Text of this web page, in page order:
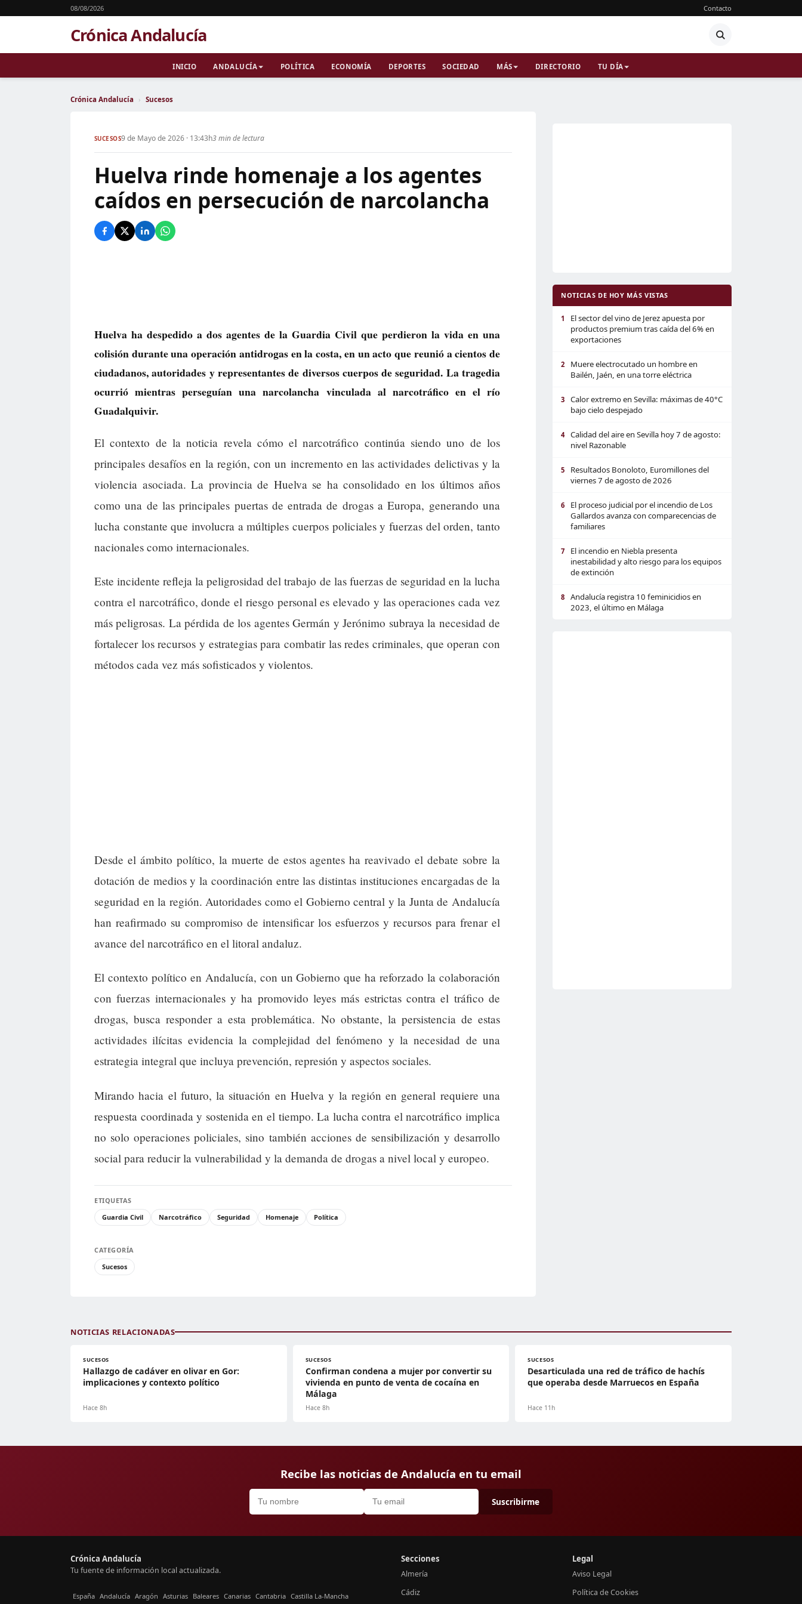
08/08/2026 Contacto
Crónica Andalucía
INICIO ANDALUCÍA POLÍTICA ECONOMÍA DEPORTES SOCIEDAD MÁS DIRECTORIO TU DÍA
Crónica Andalucía › Sucesos
SUCESOS9 de Mayo de 2026 · 13:43h3 min de lectura
Huelva rinde homenaje a los agentes
caídos en persecución de narcolancha
Huelva ha despedido a dos agentes de la Guardia Civil que perdieron la vida en una
colisión durante una operación antidrogas en la costa, en un acto que reunió a cientos de
ciudadanos, autoridades y representantes de diversos cuerpos de seguridad. La tragedia
ocurrió mientras perseguían una narcolancha vinculada al narcotráfico en el río
Guadalquivir.
El contexto de la noticia revela cómo el narcotráfico continúa siendo uno de los
principales desafíos en la región, con un incremento en las actividades delictivas y la
violencia asociada. La provincia de Huelva se ha consolidado en los últimos años
como una de las principales puertas de entrada de drogas a Europa, generando una
lucha constante que involucra a múltiples cuerpos policiales y fuerzas del orden, tanto
nacionales como internacionales.
Este incidente refleja la peligrosidad del trabajo de las fuerzas de seguridad en la lucha
contra el narcotráfico, donde el riesgo personal es elevado y las operaciones cada vez
más peligrosas. La pérdida de los agentes Germán y Jerónimo subraya la necesidad de
fortalecer los recursos y estrategias para combatir las redes criminales, que operan con
métodos cada vez más sofisticados y violentos.
Desde el ámbito político, la muerte de estos agentes ha reavivado el debate sobre la
dotación de medios y la coordinación entre las distintas instituciones encargadas de la
seguridad en la región. Autoridades como el Gobierno central y la Junta de Andalucía
han reafirmado su compromiso de intensificar los esfuerzos y recursos para frenar el
avance del narcotráfico en el litoral andaluz.
El contexto político en Andalucía, con un Gobierno que ha reforzado la colaboración
con fuerzas internacionales y ha promovido leyes más estrictas contra el tráfico de
drogas, busca responder a esta problemática. No obstante, la persistencia de estas
actividades ilícitas evidencia la complejidad del fenómeno y la necesidad de una
estrategia integral que incluya prevención, represión y aspectos sociales.
Mirando hacia el futuro, la situación en Huelva y la región en general requiere una
respuesta coordinada y sostenida en el tiempo. La lucha contra el narcotráfico implica
no solo operaciones policiales, sino también acciones de sensibilización y desarrollo
social para reducir la vulnerabilidad y la demanda de drogas a nivel local y europeo.
ETIQUETAS
Guardia Civil
Narcotráfico Seguridad Homenaje Política
CATEGORÍA
Sucesos
NOTICIAS DE HOY MÁS VISTAS
1
El sector del vino de Jerez apuesta por
productos premium tras caída del 6% en
exportaciones
2
Muere electrocutado un hombre en
Bailén, Jaén, en una torre eléctrica
3
Calor extremo en Sevilla: máximas de 40°C
bajo cielo despejado
4
Calidad del aire en Sevilla hoy 7 de agosto:
nivel Razonable
5
Resultados Bonoloto, Euromillones del
viernes 7 de agosto de 2026
6
El proceso judicial por el incendio de Los
Gallardos avanza con comparecencias de
familiares
7
El incendio en Niebla presenta
inestabilidad y alto riesgo para los equipos
de extinción
8
Andalucía registra 10 feminicidios en
2023, el último en Málaga
NOTICIAS RELACIONADAS
SUCESOS
Hallazgo de cadáver en olivar en Gor:
implicaciones y contexto político
Hace 8h
SUCESOS
Confirman condena a mujer por convertir su
vivienda en punto de venta de cocaína en
Málaga
Hace 8h
SUCESOS
Desarticulada una red de tráfico de hachís
que operaba desde Marruecos en España
Hace 11h
Recibe las noticias de Andalucía en tu email
Suscribirme
Crónica Andalucía
Tu fuente de información local actualizada.
España Andalucía Aragón Asturias Baleares Canarias Cantabria Castilla La-Mancha
Secciones
Almería
Cádiz
Legal
Aviso Legal
Política de Cookies